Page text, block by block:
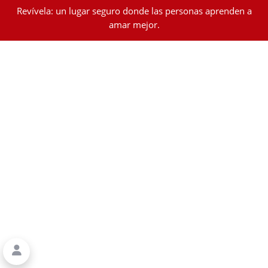
Revívela: un lugar seguro donde las personas aprenden a
amar mejor.